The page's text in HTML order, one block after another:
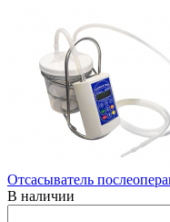
Отсасыватель
В наличии